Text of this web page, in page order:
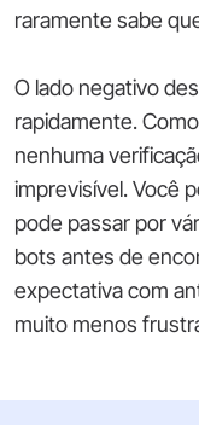
raramente sabe
O lado negativo
rapidamente.
nenhuma
imprevisível. Você
pode passar por
bots antes de
expectativa com
muito menos